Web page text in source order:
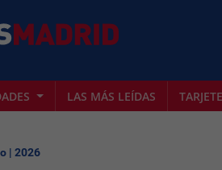
LAS MÁS LEÍDAS
| 2026